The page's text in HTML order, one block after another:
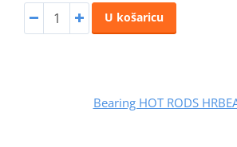
U košaricu
Bearing HOT RODS